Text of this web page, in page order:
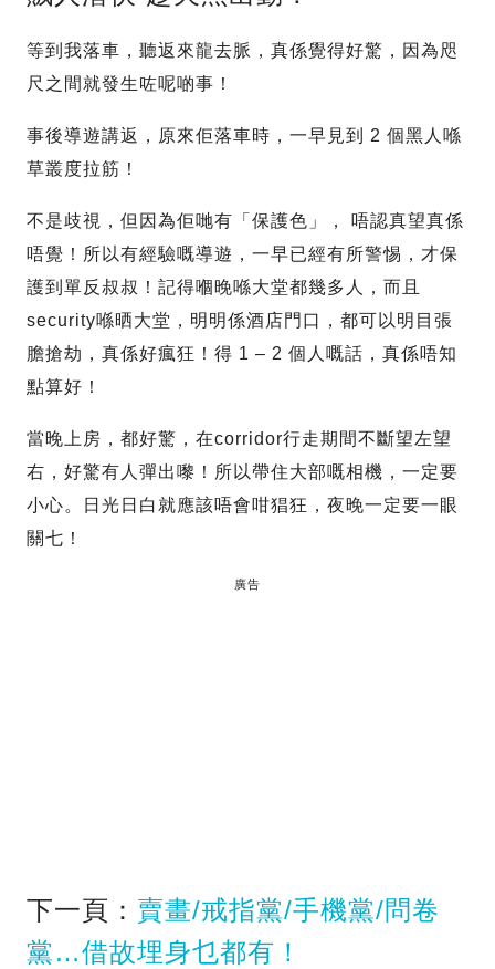
等到我落車，聽返來龍去脈，真係覺得好驚，因為咫
尺之間就發生咗呢啲事！
事後導遊講返，原來佢落車時，一早見到 2 個黑人喺
草叢度拉筋！
不是歧視，但因為佢哋有「保護色」， 唔認真望真係
唔覺！所以有經驗嘅導遊，一早已經有所警惕，才保
護到單反叔叔！記得嗰晚喺大堂都幾多人，而且
security喺晒大堂，明明係酒店門口，都可以明目張
膽搶劫，真係好瘋狂！得 1 – 2 個人嘅話，真係唔知
點算好！
當晚上房，都好驚，在corridor行走期間不斷望左望
右，好驚有人彈出嚟！所以帶住大部嘅相機，一定要
小心。日光日白就應該唔會咁猖狂，夜晚一定要一眼
關七！
廣告
下一頁： 賣畫/戒指黨/手機黨/問卷
黨…借故埋身乜都有！